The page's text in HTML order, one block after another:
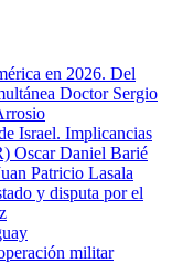
en 2026. Del
Doctor Sergio
Israel. Implicancias
Oscar Daniel Barié
Patricio Lasala
y disputa por el
militar